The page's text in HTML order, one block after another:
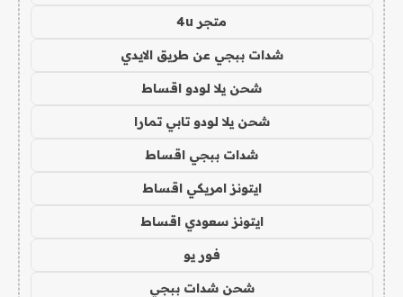
متجر 4u
شدات ببجي عن طريق الايدي
شحن يلا لودو اقساط
شحن يلا لودو تابي تمارا
شدات ببجي اقساط
ايتونز امريكي اقساط
ايتونز سعودي اقساط
فور يو
شحن شدات ببجي